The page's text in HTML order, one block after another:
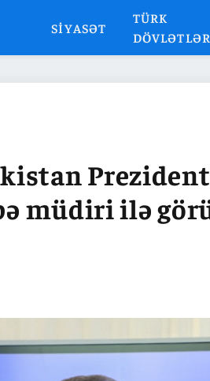
SIYASƏT
TÜRK
müdiri ilə